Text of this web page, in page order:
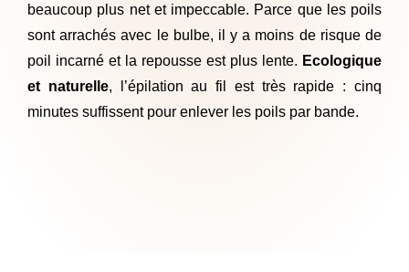
beaucoup plus net et impeccable. Parce que les poils
sont arrachés avec le bulbe, il y a moins de risque de
poil incarné et la repousse est plus lente. Ecologique
et naturelle, l’épilation au fil est très rapide : cinq
minutes suffissent pour enlever les poils par bande.